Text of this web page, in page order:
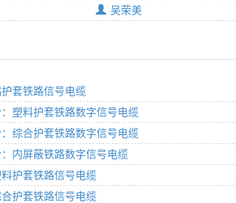
吴荣美
套铁路信号电缆
塑料护套铁路数字信号电缆
综合护套铁路数字信号电缆
内屏蔽铁路数字信号电缆
护套铁路信号电缆
护套铁路信号电缆